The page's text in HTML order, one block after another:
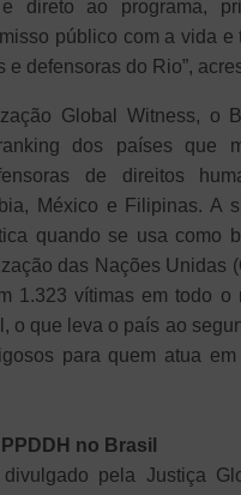
direto ao programa,
público com a vida e
e defensoras do Rio”,
Global Witness, o
dos países que
de direitos
México e Filipinas. A
quando se usa como
das Nações Unidas
1.323 vítimas em todo o
o que leva o país ao
para quem atua
no Brasil
divulgado pela Justiça